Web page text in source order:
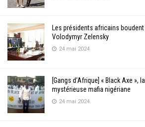
Les présidents africains boudent
Volodymyr Zelensky
24 mai 2024
[Gangs d’Afrique] « Black Axe », la
mystérieuse mafia nigériane
24 mai 2024